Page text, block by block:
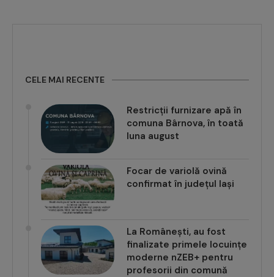
CELE MAI RECENTE
Restricții furnizare apă în
comuna Bârnova, în toată
luna august
Focar de variolă ovină
confirmat în județul Iași
La Românești, au fost
finalizate primele locuințe
moderne nZEB+ pentru
profesorii din comună